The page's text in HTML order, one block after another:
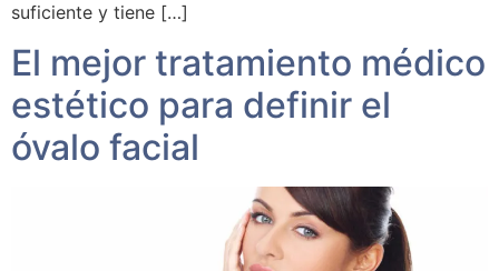
suficiente y tiene […]
El mejor tratamiento médico
estético para definir el
óvalo facial